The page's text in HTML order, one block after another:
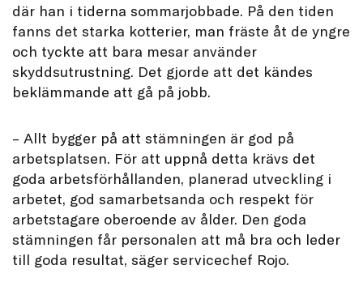
där han i tiderna sommarjobbade. På den tiden
fanns det starka kotterier, man fräste åt de yngre
och tyckte att bara mesar använder
skyddsutrustning. Det gjorde att det kändes
beklämmande att gå på jobb.
– Allt bygger på att stämningen är god på
arbetsplatsen. För att uppnå detta krävs det
goda arbetsförhållanden, planerad utveckling i
arbetet, god samarbetsanda och respekt för
arbetstagare oberoende av ålder. Den goda
stämningen får personalen att må bra och leder
till goda resultat, säger servicechef Rojo.